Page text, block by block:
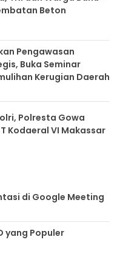
Beton
Pengawasan
Buka Seminar
Kerugian Daerah
Polresta Gowa
Kodaeral VI Makassar
di Google Meeting
yang Populer